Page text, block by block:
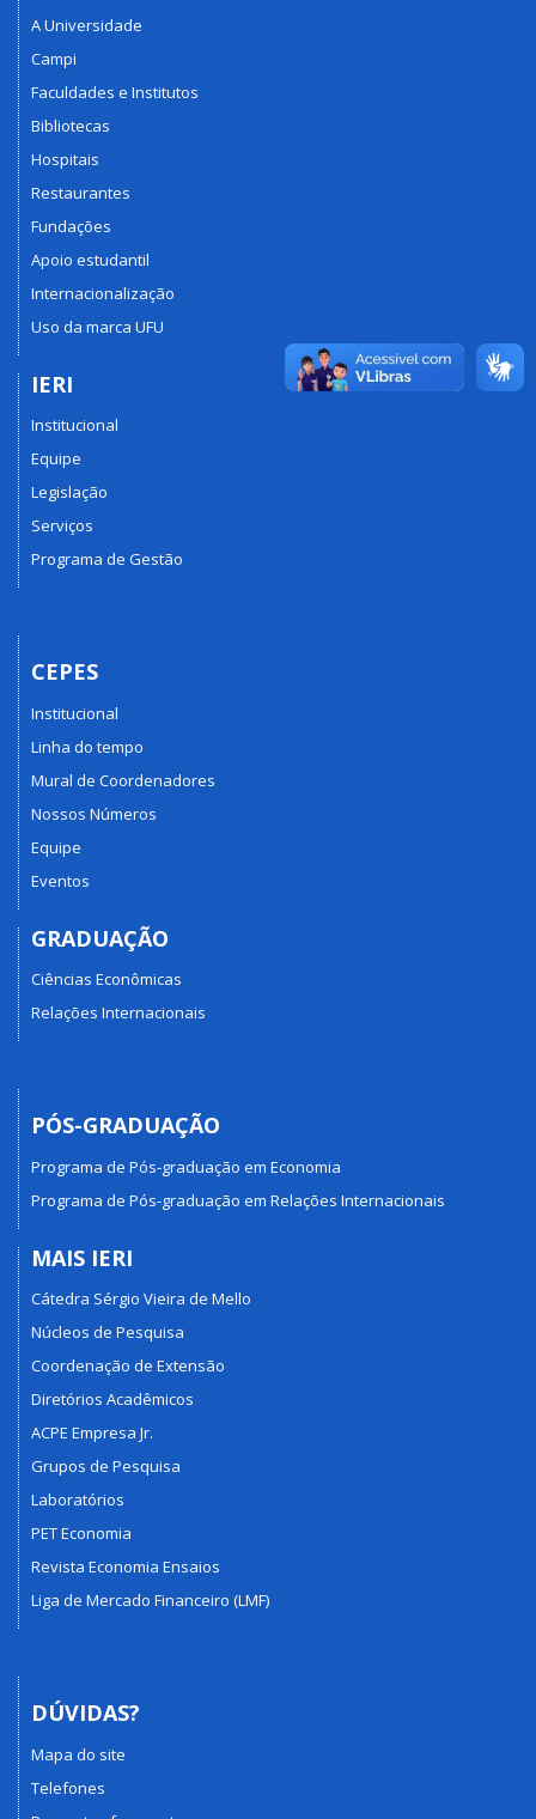
A Universidade
Campi
Faculdades e Institutos
Bibliotecas
Hospitais
Restaurantes
Fundações
Apoio estudantil
Internacionalização
Uso da marca UFU
IERI
Institucional
Equipe
Legislação
Serviços
Programa de Gestão
CEPES
Institucional
Linha do tempo
Mural de Coordenadores
Nossos Números
Equipe
Eventos
GRADUAÇÃO
Ciências Econômicas
Relações Internacionais
PÓS-GRADUAÇÃO
Programa de Pós-graduação em Economia
Programa de Pós-graduação em Relações Internacionais
MAIS IERI
Cátedra Sérgio Vieira de Mello
Núcleos de Pesquisa
Coordenação de Extensão
Diretórios Acadêmicos
ACPE Empresa Jr.
Grupos de Pesquisa
Laboratórios
PET Economia
Revista Economia Ensaios
Liga de Mercado Financeiro (LMF)
DÚVIDAS?
Mapa do site
Telefones